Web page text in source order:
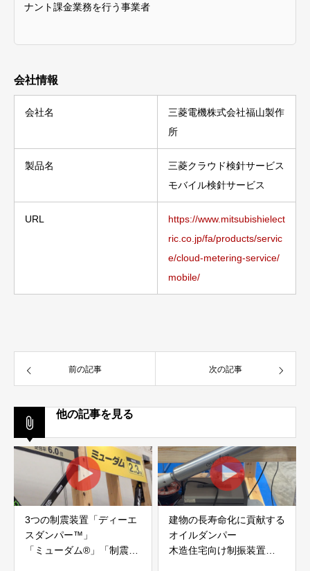
ナント課金業務を行う事業者
会社情報
会社名
三菱電機株式会社福山製作
所
製品名
三菱クラウド検針サービス
モバイル検針サービス
URL
https://www.mitsubishielect
ric.co.jp/fa/products/servic
e/cloud-metering-service/
mobile/
前の記事 次の記事
他の記事を見る
3つの制震装置「ディーエ
スダンパー™」
「ミューダム®」「制震テ
建物の長寿命化に貢献する
オイルダンパー
木造住宅向け制振装置